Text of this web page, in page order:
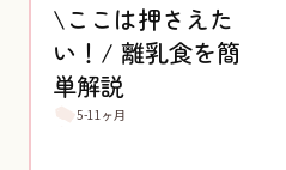
\ここは押さえた
い！/ 離乳食を簡
単解説
5-11ヶ月